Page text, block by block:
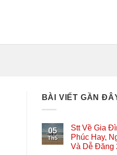
BÀI VIẾT GẦN
05
Th5
Stt Về Gia
Phúc Hay,
Và Dễ Đăng